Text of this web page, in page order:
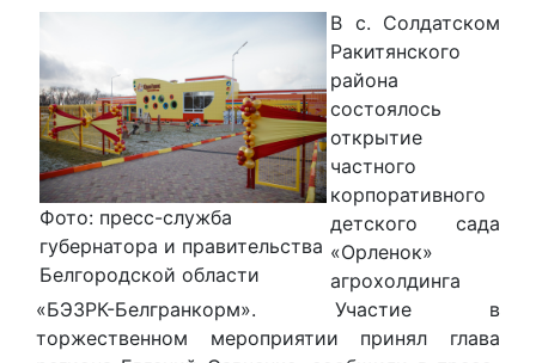
Фото: пресс-служба
губернатора и правительства
Белгородской области
В с. Солдатском
Ракитянского
района
состоялось
открытие
частного
корпоративного
детского сада
«Орленок»
агрохолдинга
«БЭЗРК-Белгранкорм». Участие в
торжественном мероприятии принял глава